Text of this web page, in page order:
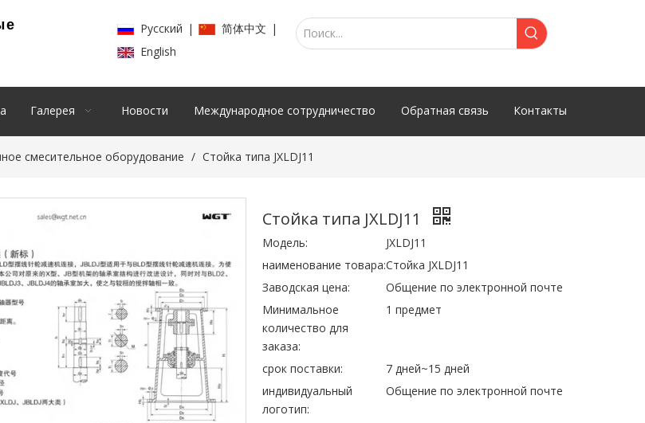
Pусский | 简体中文 |
English
Галерея Новости Международное сотрудничество Обратная связь Контакты
смесительное оборудование / Стойка типа JXLDJ11
Стойка типа JXLDJ11
Модель:
JXLDJ11
наименование товара:Стойка JXLDJ11
Заводская цена:
Общение по электронной почте
Минимальное
количество для
заказа:
1 предмет
срок поставки:
7 дней~15 дней
индивидуальный
логотип:
Общение по электронной почте